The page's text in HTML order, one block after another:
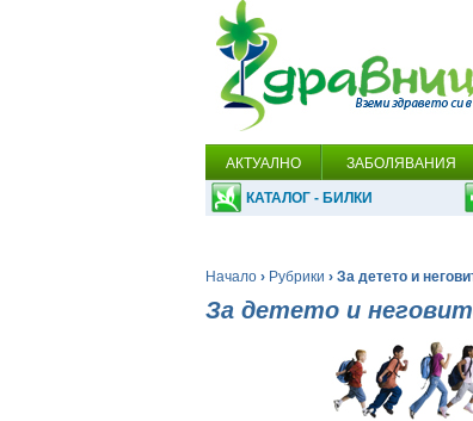
АКТУАЛНО ЗАБОЛЯВАНИЯ
КАТАЛОГ - БИЛКИ
Начало › Рубрики › За детето и
За детето и